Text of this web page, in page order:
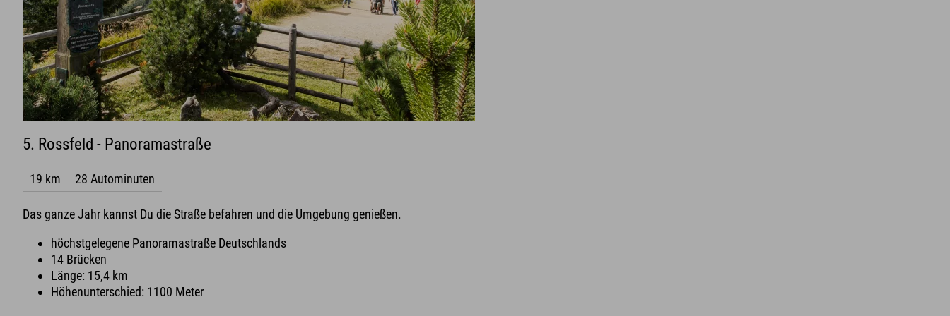
5. Rossfeld - Panoramastraße
19 km 28 Autominuten
Das ganze Jahr kannst Du die Straße befahren und die Umgebung genießen.
höchstgelegene Panoramastraße Deutschlands
14 Brücken
Länge: 15,4 km
Höhenunterschied: 1100 Meter